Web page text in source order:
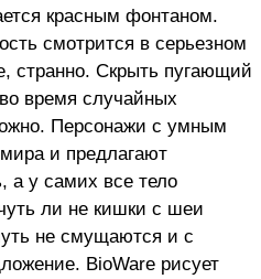
красным фонтаном.
смотрится в серьезном
странно. Скрыть пугающий
время случайных
Персонажи с умным
и предлагают
у самих все тело
ли не кишки с шеи
не смущаются и с
BioWare рисует